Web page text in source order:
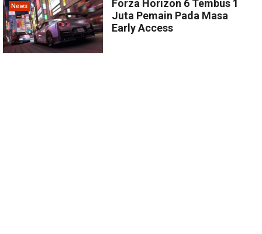
News
Forza Horizon 6 Tembus 1
Juta Pemain Pada Masa
Early Access